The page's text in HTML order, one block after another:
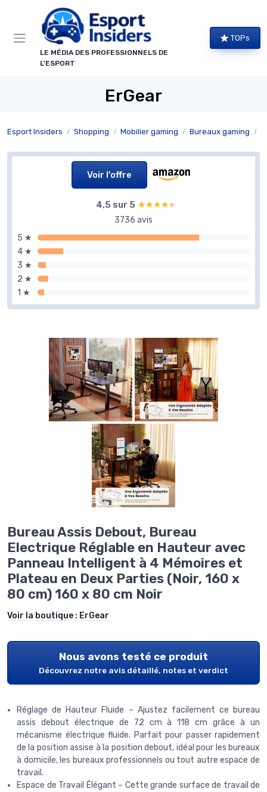
LE MÉDIA DES PROFESSIONNELS DE
L'ESPORT
TOPs
ErGear
Esport Insiders Shopping Mobilier gaming Bureaux gaming
Voir l'offre
4,5 sur 5 ★★★★★
★★★★★
3736 avis
5 ★
4 ★
3 ★
2 ★
1 ★
Bureau Assis Debout, Bureau
Electrique Réglable en Hauteur avec
Panneau Intelligent à 4 Mémoires et
Plateau en Deux Parties (Noir, 160 x
80 cm) 160 x 80 cm Noir
Voir la boutique : ErGear
Nous avons testé ce produit
Découvrez notre avis détaillé, notes et verdict
Réglage de Hauteur Fluide – Ajustez facilement ce bureau
assis debout électrique de 72 cm à 118 cm grâce à un
mécanisme électrique fluide. Parfait pour passer rapidement
de la position assise à la position debout, idéal pour les bureaux
à domicile, les bureaux professionnels ou tout autre espace de
travail.
Espace de Travail Élégant – Cette grande surface de travail de
Panneau de gestion des cookies